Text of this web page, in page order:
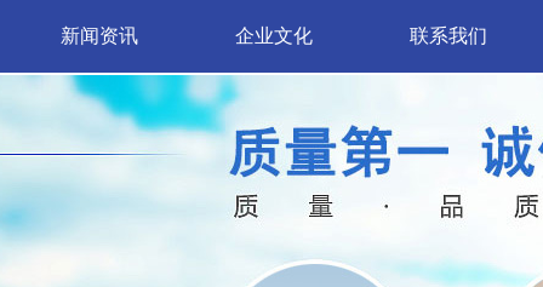
新闻资讯 企业文化 联系我们